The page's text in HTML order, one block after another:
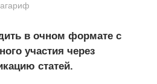
в очном формате с
участия через
статей.